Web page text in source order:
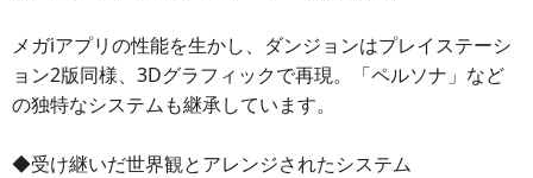
メガiアプリの性能を生かし、ダンジョンはプレイステーシ
ョン2版同様、3Dグラフィックで再現。「ペルソナ」など
の独特なシステムも継承しています。
◆受け継いだ世界観とアレンジされたシステム